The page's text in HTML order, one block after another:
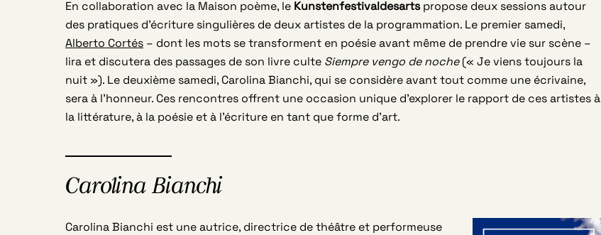
En collaboration avec la Maison poème, le Kunstenfestivaldesartspropose deux sessions autour
des pratiques d’écriture singulières de deux artistes de la programmation. Le premier samedi,
Alberto Cortés – dont les mots se transforment en poésie avant même de prendre vie sur scène –
lira et discutera des passages de son livre culte Siempre vengo de noche(« Je viens toujours la
nuit »). Le deuxième samedi, Carolina Bianchi, qui se considère avant tout comme une écrivaine,
sera à l’honneur. Ces rencontres offrent une occasion unique d’explorer le rapport de ces artistes à
la littérature, à la poésie et à l’écriture en tant que forme d’art.
Carolina Bianchi
Carolina Bianchi est une autrice, directrice de théâtre et performeuse